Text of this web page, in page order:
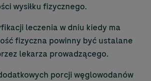
wysiłku fizycznego.
leczenia w dniu kiedy ma
fizyczna powinny być ustalane
lekarza prowadzącego.
porcji węglowodanów